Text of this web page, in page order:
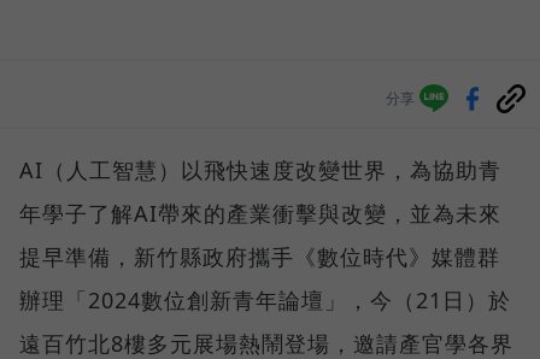
分享
AI（人工智慧）以飛快速度改變世界，為協助青
年學子了解AI帶來的產業衝擊與改變，並為未來
提早準備，新竹縣政府攜手《數位時代》媒體群
辦理「2024數位創新青年論壇」，今（21日）於
遠百竹北8樓多元展場熱鬧登場，邀請產官學各界